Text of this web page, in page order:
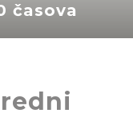
časova